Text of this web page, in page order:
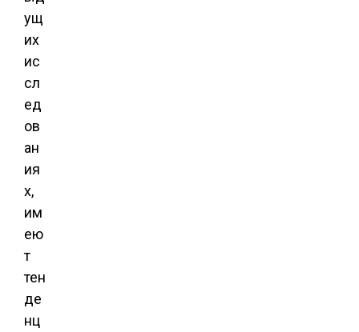
ущ
их
ис
сл
ед
ов
ан
ия
х,
им
ею
т
тен
де
нц